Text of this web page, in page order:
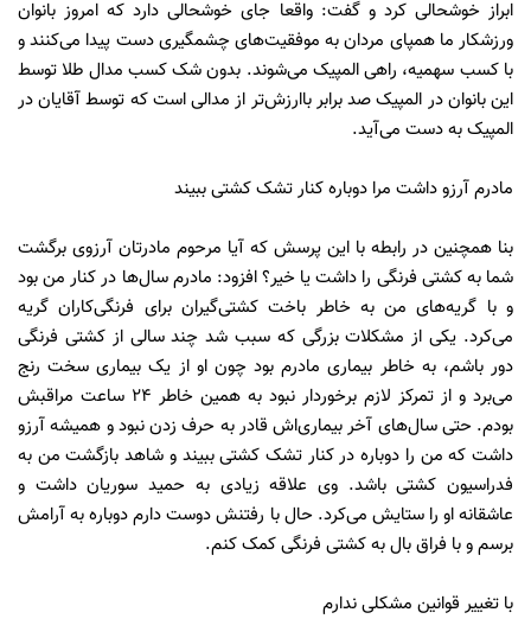
ابراز خوشحالی کرد و گفت:‌ واقعا جای خوشحالی دارد که امروز بانوان
ورزشکار ما همپای مردان به موفقیت‌های چشمگیری دست پیدا می‌کنند و
با کسب سهمیه، راهی المپیک می‌شوند. بدون شک کسب مدال طلا توسط
این بانوان در المپیک صد برابر باارزش‌تر از مدالی است که توسط آقایان در
المپیک به دست می‌آید.
مادرم آرزو داشت مرا دوباره کنار تشک کشتی ببیند
بنا همچنین در رابطه با این پرسش که آیا مرحوم مادرتان آرزوی برگشت
شما به کشتی فرنگی را داشت یا خیر؟ افزود: مادرم سال‌ها در کنار من بود
و با گریه‌های من به خاطر باخت کشتی‌گیران برای فرنگی‌کاران گریه
می‌کرد. یکی از مشکلات بزرگی که سبب شد چند سالی از کشتی فرنگی
دور باشم، به خاطر بیماری مادرم بود چون او از یک بیماری سخت رنج
می‌برد و از تمرکز لازم برخوردار نبود به همین خاطر 24 ساعت مراقبش
بودم. حتی سال‌های آخر بیماری‌اش قادر به حرف زدن نبود و همیشه آرزو
داشت که من را دوباره در کنار تشک کشتی ببیند و شاهد بازگشت من به
فدراسیون کشتی باشد. وی علاقه زیادی به حمید سوریان داشت و
عاشقانه او را ستایش می‌کرد. حال با رفتنش دوست دارم دوباره به آرامش
برسم و با فراق بال به کشتی فرنگی کمک کنم.
با تغییر قوانین مشکلی ندارم